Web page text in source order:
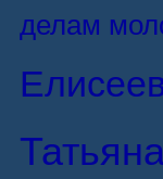
делам